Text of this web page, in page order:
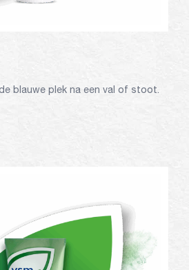
blauwe plek na een val of stoot.